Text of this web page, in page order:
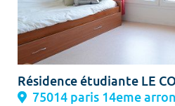
Résidence étudiante LE
75014 paris 14eme